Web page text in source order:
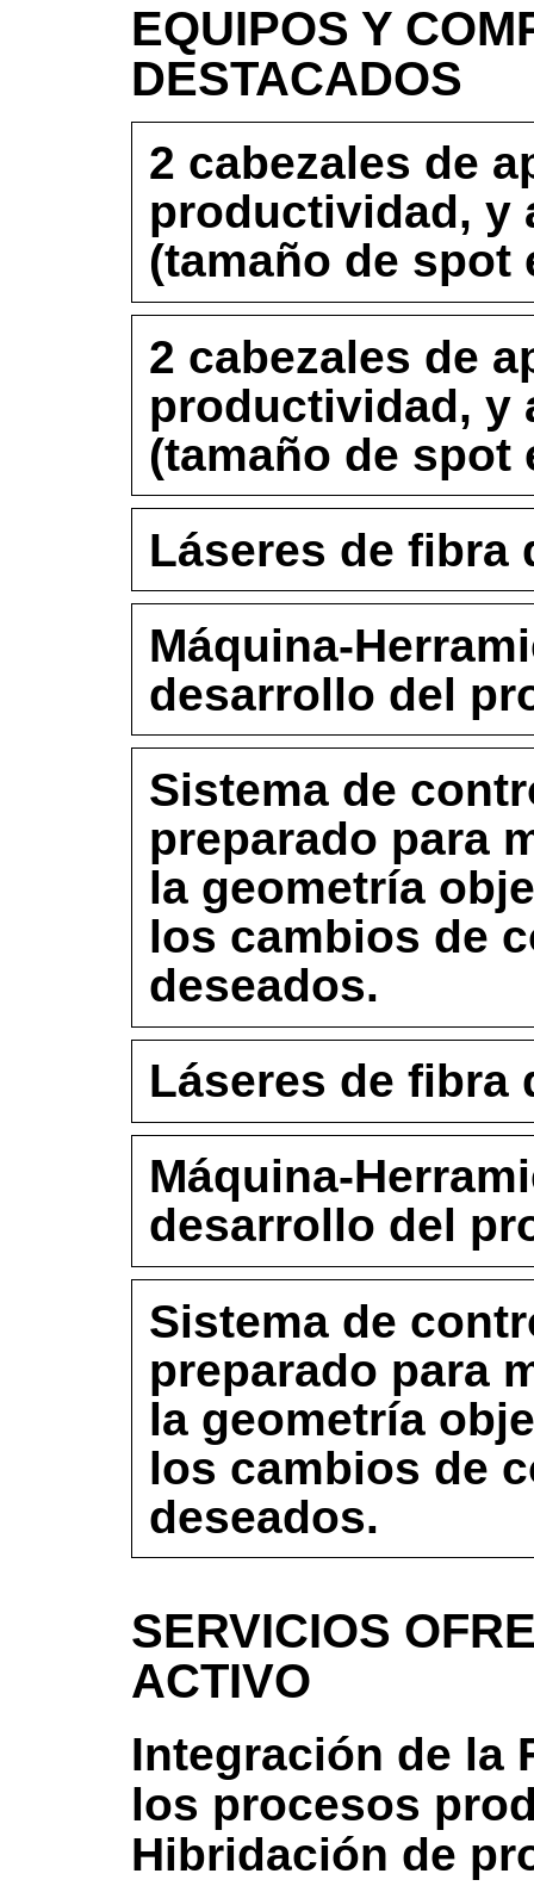
EQUIPOS Y
DESTACADOS
2 cabezales de
productividad, y
(tamaño de spot
2 cabezales de
productividad, y
(tamaño de spot
Láseres de fibra
Máquina-
desarrollo del
Sistema de
preparado para
la geometría
los cambios de
deseados.
Láseres de fibra
Máquina-
desarrollo del
Sistema de
preparado para
la geometría
los cambios de
deseados.
SERVICIOS
ACTIVO
Integración de la
los procesos
Hibridación de